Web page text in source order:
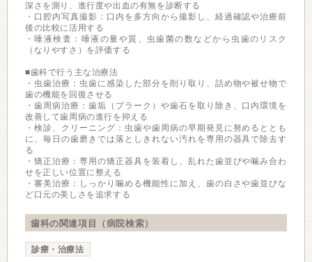
深さを測り、進行度や出血の有無を診断する
・口腔内写真撮影：口内を多方向から撮影し、経過確認や治療前
後の比較に活用する
・唾液検査：唾液の量や質、虫歯菌の数などから虫歯のリスク
（なりやすさ）を評価する
■歯科で行う主な治療法
・虫歯治療：虫歯に感染した部分を削り取り、詰め物や被せ物で
歯の機能を回復させる
・歯周病治療：歯垢（プラーク）や歯石を取り除き、口内環境を
改善して歯周病の進行を抑える
・検診、クリーニング：虫歯や歯周病の早期発見に努めるととも
に、毎日の歯磨きでは落としきれない汚れを専用の器具で除去す
る
・矯正治療：専用の矯正器具を装着し、乱れた歯並びや噛み合わ
せを正しい位置に整える
・審美治療：しっかり噛める機能性に加え、歯の白さや歯並びな
ど口元の美しさを追求する
歯科の関連項目（病院検索）
診療・治療法